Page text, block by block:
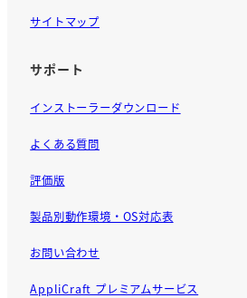
サイトマップ
サポート
インストーラーダウンロード
よくある質問
評価版
製品別動作環境・OS対応表
お問い合わせ
AppliCraft プレミアムサービス